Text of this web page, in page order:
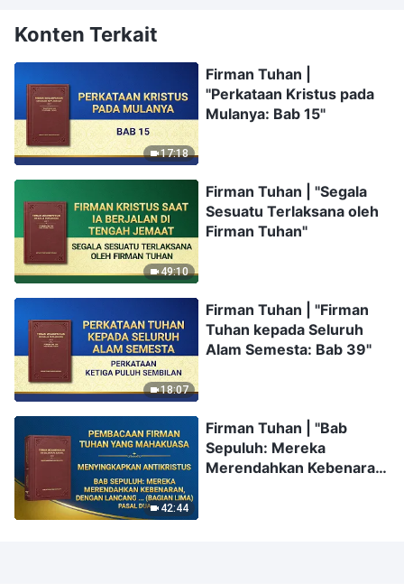
Konten Terkait
17:18
Firman Tuhan |
"Perkataan Kristus pada
Mulanya: Bab 15"
49:10
Firman Tuhan | "Segala
Sesuatu Terlaksana oleh
Firman Tuhan"
18:07
Firman Tuhan | "Firman
Tuhan kepada Seluruh
Alam Semesta: Bab 39"
42:44
Firman Tuhan | "Bab
Sepuluh: Mereka
Merendahkan Kebenaran,